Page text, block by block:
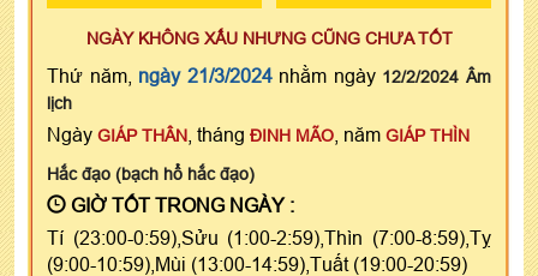
NGÀY KHÔNG XẤU NHƯNG CŨNG CHƯA TỐT
Thứ năm, ngày 21/3/2024nhằm ngày 12/2/2024 Âm
lịch
Ngày GIÁP THÂN , tháng ĐINH MÃO , năm GIÁP THÌN
Hắc đạo (bạch hổ hắc đạo)
GIỜ TỐT TRONG NGÀY :
Tí (23:00-0:59),Sửu (1:00-2:59),Thìn (7:00-8:59),Tỵ
(9:00-10:59),Mùi (13:00-14:59),Tuất (19:00-20:59)